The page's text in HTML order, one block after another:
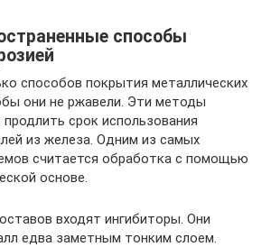
способы
способов покрытия металлических
они не ржавели. Эти методы
срок использования
из железа. Одним из самых
считается обработка с помощью
основе.
входят ингибиторы. Они
едва заметным тонким слоем.